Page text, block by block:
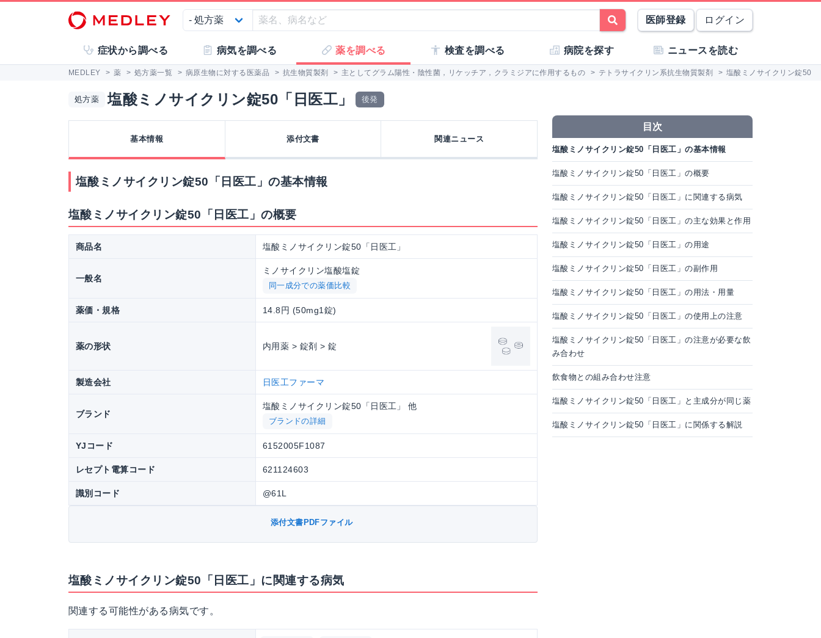
医師登録 ログイン
症状から調べる 病気を調べる 薬を調べる 検査を調べる 病院を探す ニュースを読む
MEDLEY > 薬 > 処方薬一覧 > 病原生物に対する医薬品 > 抗生物質製剤 > 主としてグラム陽性・陰性菌，リケッチア，クラミジアに作用するもの > テトラサイクリン系抗生物質製剤 > 塩酸ミノサイクリン錠50
処方薬 塩酸ミノサイクリン錠50「日医工」 後発
基本情報 添付文書 関連ニュース
塩酸ミノサイクリン錠50「日医工」の基本情報
塩酸ミノサイクリン錠50「日医工」の概要
商品名 塩酸ミノサイクリン錠50「日医工」
一般名
ミノサイクリン塩酸塩錠
同一成分での薬価比較
薬価・規格 14.8円 (50mg1錠)
薬の形状 内用薬 > 錠剤 > 錠
製造会社 日医工ファーマ
ブランド
塩酸ミノサイクリン錠50「日医工」 他
ブランドの詳細
YJコード 6152005F1087
レセプト電算コード 621124603
識別コード @61L
添付文書PDFファイル
塩酸ミノサイクリン錠50「日医工」に関連する病気
関連する可能性がある病気です。
目次
塩酸ミノサイクリン錠50「日医工」の基本情報
塩酸ミノサイクリン錠50「日医工」の概要
塩酸ミノサイクリン錠50「日医工」に関連する病気
塩酸ミノサイクリン錠50「日医工」の主な効果と作用
塩酸ミノサイクリン錠50「日医工」の用途
塩酸ミノサイクリン錠50「日医工」の副作用
塩酸ミノサイクリン錠50「日医工」の用法・用量
塩酸ミノサイクリン錠50「日医工」の使用上の注意
塩酸ミノサイクリン錠50「日医工」の注意が必要な飲
み合わせ
飲食物との組み合わせ注意
塩酸ミノサイクリン錠50「日医工」と主成分が同じ薬
塩酸ミノサイクリン錠50「日医工」に関係する解説